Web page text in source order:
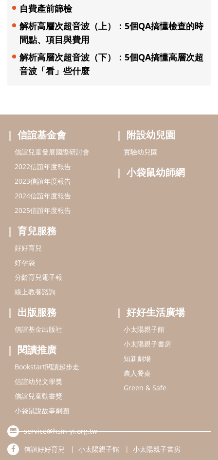
自費產前篩檢
解析高層次超音波（上）：5個QA搞懂檢查的時
間點、項目與費用
解析高層次超音波（下）：5個QA搞懂高層次超
音波「看」些什麼
信誼基金會
信誼兒童發展國際研討會
2022信誼年度報告
2023信誼年度報告
2024信誼年度報告
2025信誼年度報告
育兒服務
好好育兒
好孕袋
分齡育兒電子報
線上教養諮詢
附設幼兒園
實驗幼兒園
小袋鼠幼師網
出版服務
信誼基金出版社
閱讀推廣
Bookstart閱讀起步走
信誼幼兒文學獎
信誼兒童動畫獎
小袋鼠說故事劇團
好好生活廣場
小太陽親子館
小太陽親子書房
知新劇場
農人餐桌
Green & Safe
service@hsin-yi.org.tw
信誼好好育兒
小太陽親子館 小太陽親子書房